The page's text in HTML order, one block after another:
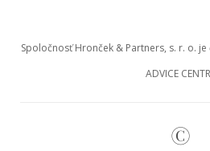
Spoločnosť Hronček & Partners, s. r. o.
ADVICE
©